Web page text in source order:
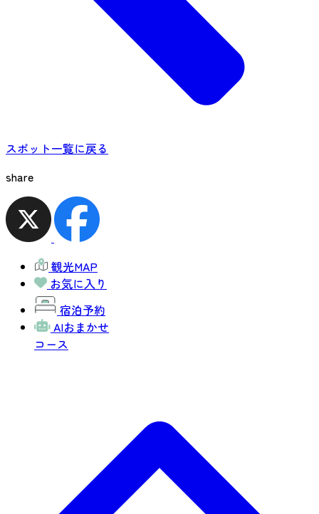
スポット一覧に戻る
share
観光MAP
お気に入り
宿泊予約
AIおまかせ
コース